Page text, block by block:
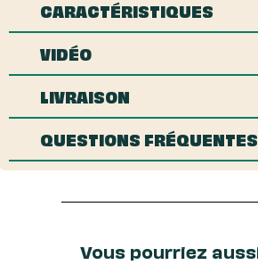
CARACTÉRISTIQUES
VIDÉO
LIVRAISON
QUESTIONS FRÉQUENTES
Vous pourriez